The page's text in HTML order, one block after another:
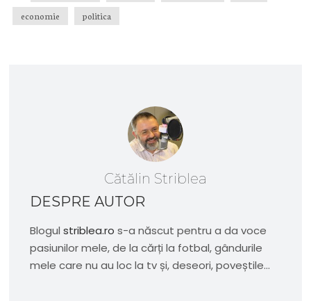
economie
politica
Cătălin Striblea
DESPRE AUTOR
Blogulstriblea.ro s-a născut pentru a da voce
pasiunilor mele, de la cărți la fotbal, gândurile
mele care nu au loc la tv și, deseori, poveștile...